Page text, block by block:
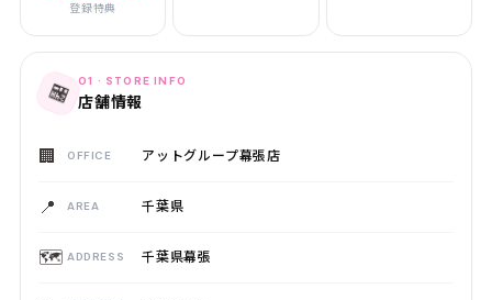
登録特典
🏪 01 · STORE INFO
店舗情報
🏢 OFFICE アットグループ幕張店
📍 AREA 千葉県
🗺️ ADDRESS 千葉県幕張